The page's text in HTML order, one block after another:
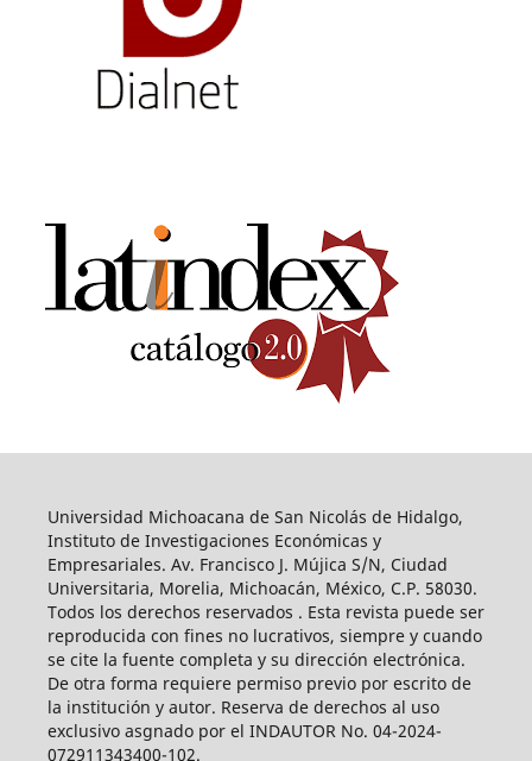
Universidad Michoacana de San Nicolás de Hidalgo,
Instituto de Investigaciones Económicas y
Empresariales. Av. Francisco J. Mújica S/N, Ciudad
Universitaria, Morelia, Michoacán, México, C.P. 58030.
Todos los derechos reservados . Esta revista puede ser
reproducida con fines no lucrativos, siempre y cuando
se cite la fuente completa y su dirección electrónica.
De otra forma requiere permiso previo por escrito de
la institución y autor. Reserva de derechos al uso
exclusivo asgnado por el INDAUTOR No. 04-2024-
072911343400-102.